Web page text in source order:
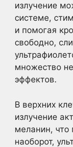
излучение
системе,
и помогая
свободно,
множество
эффектов.
В верхних
излучение
меланин, что
наоборот,